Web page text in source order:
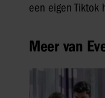
een eigen Tiktok
Meer van